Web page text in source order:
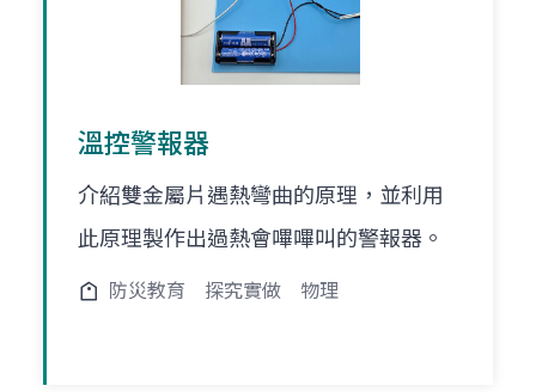
溫控警報器
介紹雙金屬片遇熱彎曲的原理，並利用
此原理製作出過熱會嗶嗶叫的警報器。
防災教育 探究實做 物理